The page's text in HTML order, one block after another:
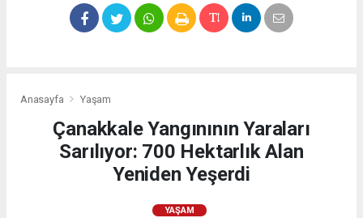
Anasayfa Yaşam
Çanakkale Yangınının Yaraları
Sarılıyor: 700 Hektarlık Alan
Yeniden Yeşerdi
YAŞAM